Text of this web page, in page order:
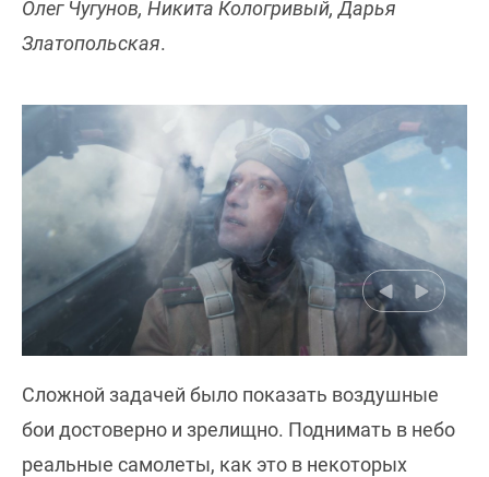
Олег Чугунов, Никита Кологривый, Дарья
Златопольская.
Сложной задачей было показать воздушные
бои достоверно и зрелищно. Поднимать в небо
реальные самолеты, как это в некоторых